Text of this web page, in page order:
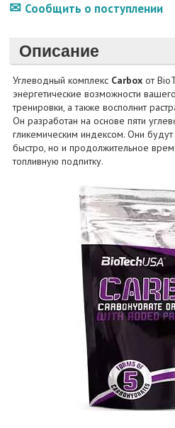
Сообщить о поступлении
Описание
Углеводный комплекс Carbox от
энергетические возможности
тренировки, а также восполнит
Он разработан на основе пяти
гликемическим индексом. Они будут
быстро, но и продолжительное
топливную подпитку.